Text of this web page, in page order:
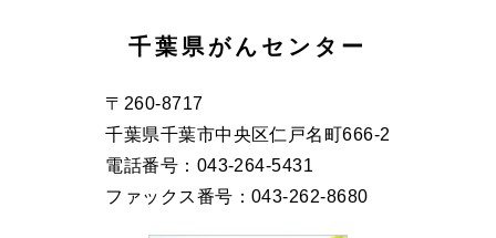
センター紹介
病院の概要
千葉県がんセンター
〒260-8717
千葉県千葉市中央区仁戸名町666-2
電話番号：043-264-5431
ファックス番号：043-262-8680